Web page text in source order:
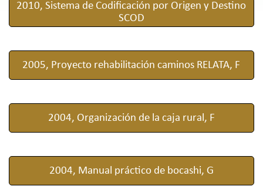
2010, Sistema de Codificación por Origen y Destino
SCOD
2005, Proyecto rehabilitación caminos RELATA, F
2004, Organización de la caja rural, F
2004, Manual práctico de bocashi, G